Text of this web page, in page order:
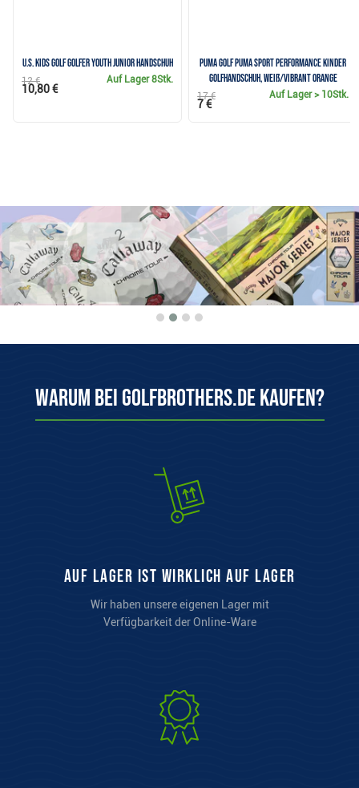
U.S. Kids Golf Golfer Youth Junior Handschuh
Auf Lager8Stk.
12 €
10,80 €
Puma Golf Puma Sport Performance Kinder
Golfhandschuh, Weiß/Vibrant Orange
Auf Lager> 10Stk.
17 €
7 €
Warum bei Golfbrothers.de kaufen?
auf Lager ist wirklich auf Lager
Wir haben unsere eigenen Lager mit
Verfügbarkeit der Online-Ware